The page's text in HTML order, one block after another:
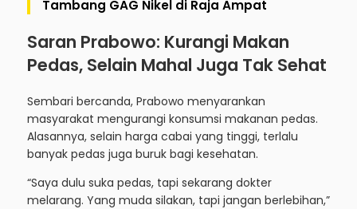
Tambang GAG Nikel di Raja Ampat
Saran Prabowo: Kurangi Makan
Pedas, Selain Mahal Juga Tak Sehat
Sembari bercanda, Prabowo menyarankan
masyarakat mengurangi konsumsi makanan pedas.
Alasannya, selain harga cabai yang tinggi, terlalu
banyak pedas juga buruk bagi kesehatan.
“Saya dulu suka pedas, tapi sekarang dokter
melarang. Yang muda silakan, tapi jangan berlebihan,”